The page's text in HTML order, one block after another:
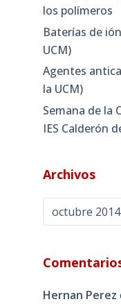
los polímeros
Baterías de
UCM)
Agentes
la UCM)
Semana de la
IES Calderón
Archivos
Archivos
Hernan Perez